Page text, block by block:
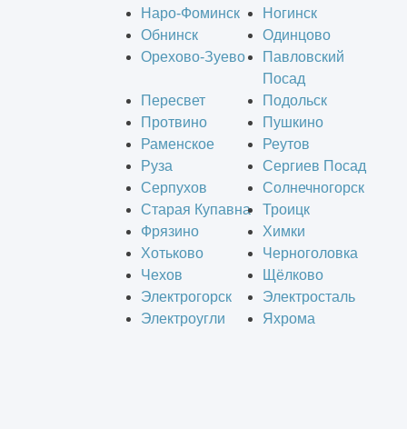
Наро-Фоминск
Ногинск
Обнинск
Одинцово
Орехово-Зуево
Павловский
Посад
Пересвет
Подольск
Протвино
Пушкино
Раменское
Реутов
Руза
Сергиев Посад
Серпухов
Солнечногорск
Старая Купавна
Троицк
Фрязино
Химки
Хотьково
Черноголовка
Чехов
Щёлково
Электрогорск
Электросталь
Электроугли
Яхрома